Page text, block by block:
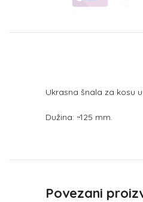
Ukrasna šnala za kosu
Dužina: ~125 mm.
Povezani